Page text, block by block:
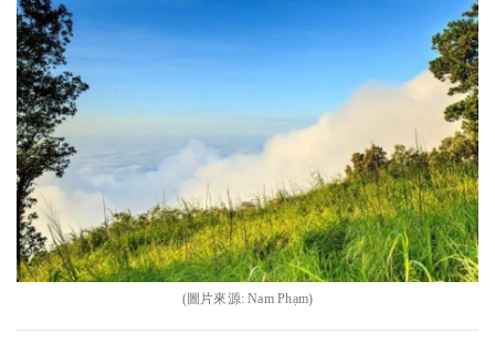
(圖片來源: Nam Phạm)